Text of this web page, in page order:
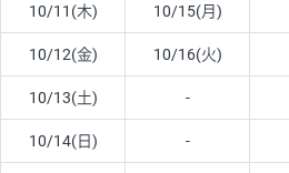
10/11(木) 10/15(月)
10/12(金) 10/16(火)
10/13(土) -
10/14(日) -